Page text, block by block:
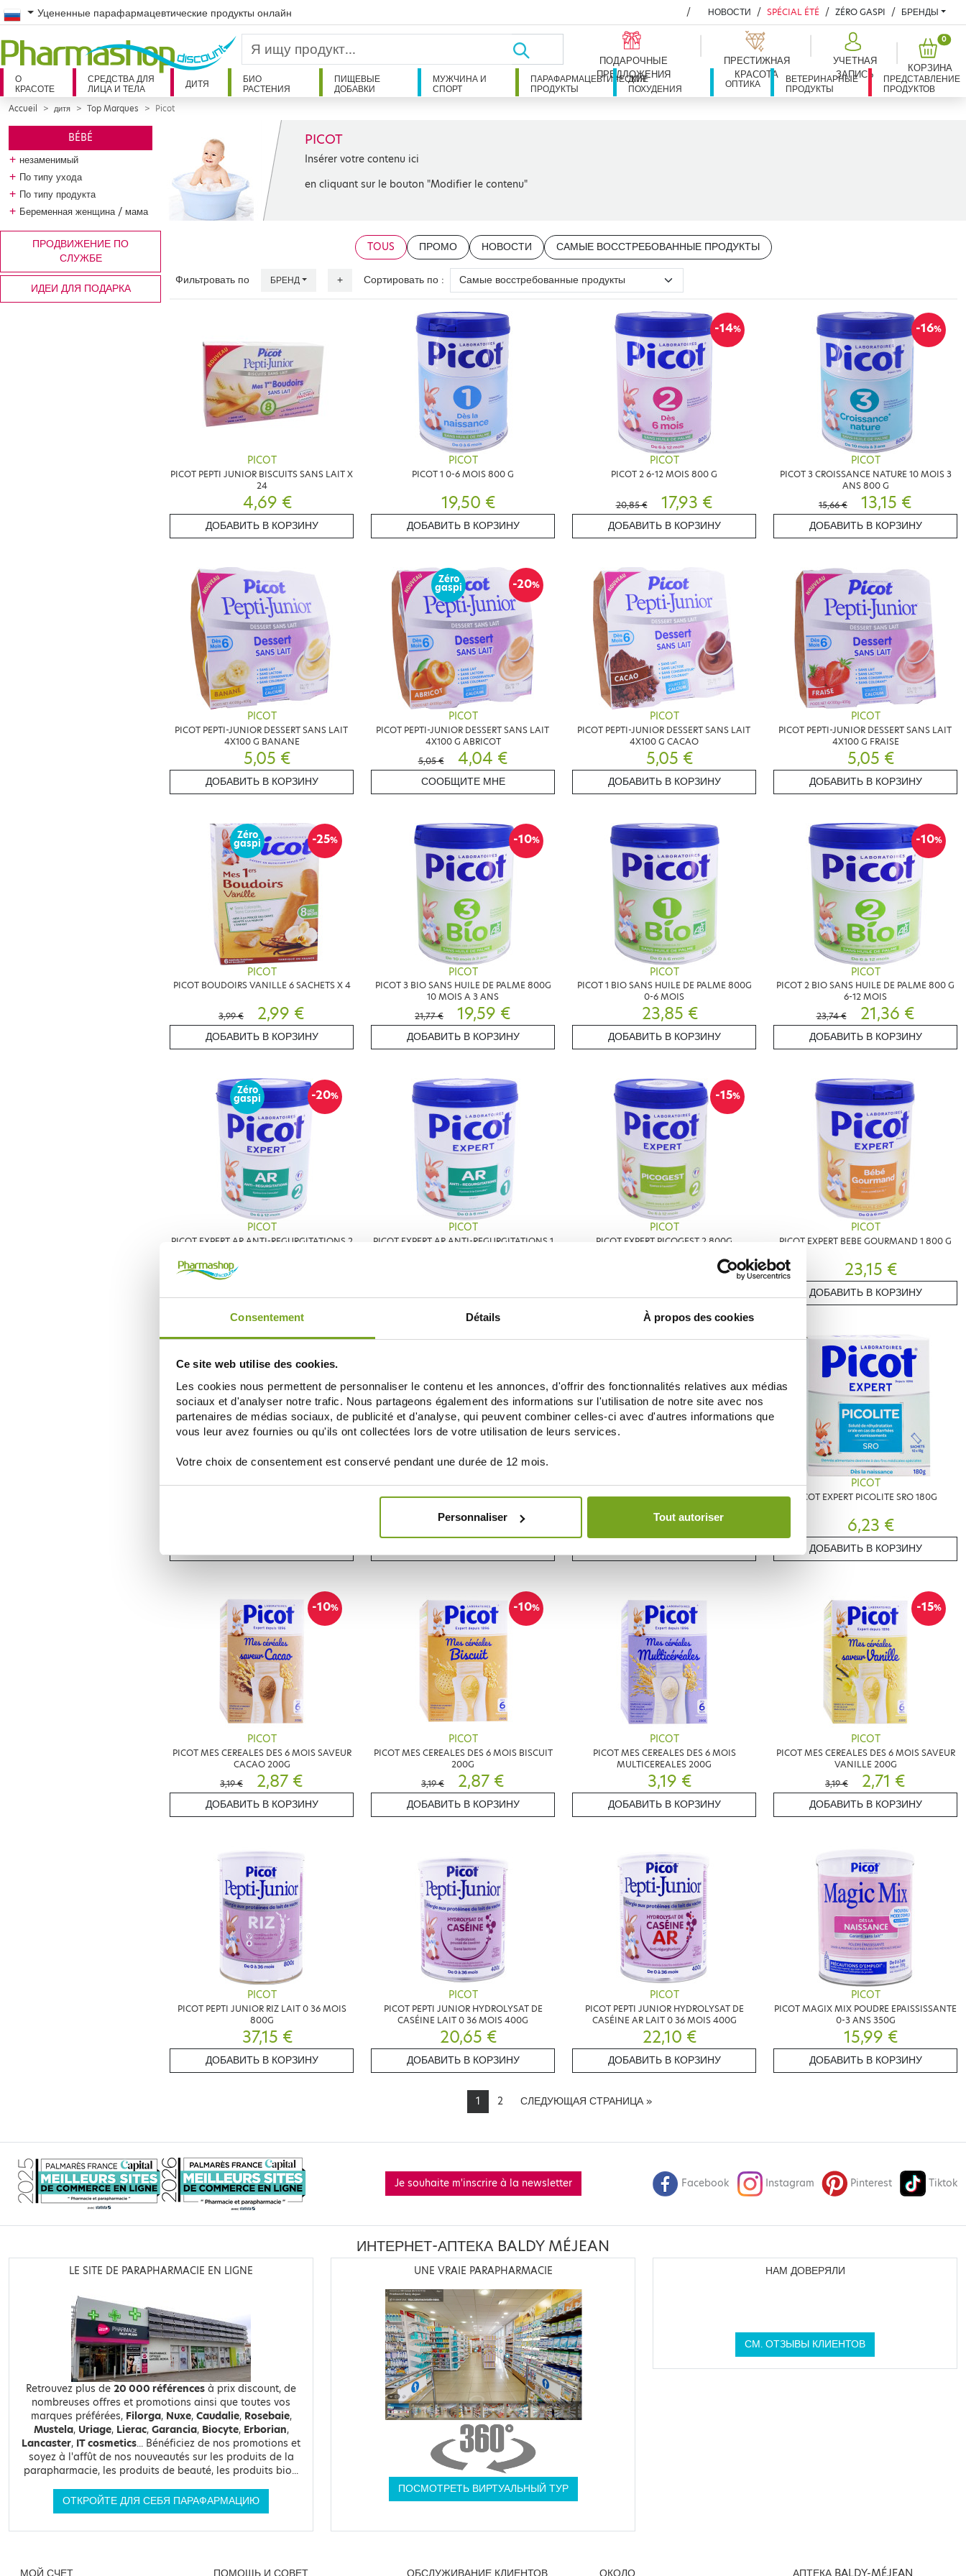
Consentement Détails À propos des cookies
Ce site web utilise des cookies.
Les cookies nous permettent de personnaliser le contenu et les annonces, d'offrir des fonctionnalités relatives aux médias
sociaux et d'analyser notre trafic. Nous partageons également des informations sur l'utilisation de notre site avec nos
partenaires de médias sociaux, de publicité et d'analyse, qui peuvent combiner celles-ci avec d'autres informations que
vous leur avez fournies ou qu'ils ont collectées lors de votre utilisation de leurs services.
Votre choix de consentement est conservé pendant une durée de 12 mois.
Personnaliser Tout autoriser
Russian
Уцененные парафармацевтические продукты онлайн НОВОСТИ SPÉCIAL ÉTÉ ZÉRO GASPI БРЕНДЫ
ПОДАРОЧНЫЕ
ПРЕДЛОЖЕНИЯ
ПРЕСТИЖНАЯ
КРАСОТА
УЧЕТНАЯ
ЗАПИСЬ
КОРЗИНА
0
О
КРАСОТЕ
СРЕДСТВА ДЛЯ
ЛИЦА И ТЕЛА
ДИТЯ
БИО
РАСТЕНИЯ
ПИЩЕВЫЕ
ДОБАВКИ
МУЖЧИНА И
СПОРТ
ПАРАФАРМАЦЕВТИЧЕСКИЕ
ПРОДУКТЫ
ДЛЯ
ПОХУДЕНИЯ
ОПТИКА
ВЕТЕРИНАРНЫЕ
ПРОДУКТЫ
ПРЕДСТАВЛЕНИЕ
ПРОДУКТОВ
Accueil дитя Top Marques Picot
BÉBÉ
+ незаменимый
+ По типу ухода
+ По типу продукта
+ Беременная женщина / мама
ПРОДВИЖЕНИЕ ПО
СЛУЖБЕ
ИДЕИ ДЛЯ ПОДАРКА
PICOT
Insérer votre contenu ici
en cliquant sur le bouton "Modifier le contenu"
TOUS ПРОМО НОВОСТИ САМЫЕ ВОССТРЕБОВАННЫЕ ПРОДУКТЫ
Фильтровать по БРЕНД + Сортировать по :
PICOT
PICOT PEPTI JUNIOR BISCUITS SANS LAIT X
24
4,69 €
ДОБАВИТЬ В КОРЗИНУ
PICOT
PICOT 1 0-6 MOIS 800 G
19,50 €
ДОБАВИТЬ В КОРЗИНУ
-14%
PICOT
PICOT 2 6-12 MOIS 800 G
20,85 € 17,93 €
ДОБАВИТЬ В КОРЗИНУ
-16%
PICOT
PICOT 3 CROISSANCE NATURE 10 MOIS 3
ANS 800 G
15,66 €
13,15 €
ДОБАВИТЬ В КОРЗИНУ
PICOT
PICOT PEPTI-JUNIOR DESSERT SANS LAIT
4X100 G BANANE
5,05 €
ДОБАВИТЬ В КОРЗИНУ
-20%
Zéro
gaspi
PICOT
PICOT PEPTI-JUNIOR DESSERT SANS LAIT
4X100 G ABRICOT
5,05 €
4,04 €
СООБЩИТЕ МНЕ
PICOT
PICOT PEPTI-JUNIOR DESSERT SANS LAIT
4X100 G CACAO
5,05 €
ДОБАВИТЬ В КОРЗИНУ
PICOT
PICOT PEPTI-JUNIOR DESSERT SANS LAIT
4X100 G FRAISE
5,05 €
ДОБАВИТЬ В КОРЗИНУ
-25%
Zéro
gaspi
PICOT
PICOT BOUDOIRS VANILLE 6 SACHETS X 4
3,99 € 2,99 €
ДОБАВИТЬ В КОРЗИНУ
-10%
PICOT
PICOT 3 BIO SANS HUILE DE PALME 800G
10 MOIS A 3 ANS
21,77 €
19,59 €
ДОБАВИТЬ В КОРЗИНУ
PICOT
PICOT 1 BIO SANS HUILE DE PALME 800G
0-6 MOIS
23,85 €
ДОБАВИТЬ В КОРЗИНУ
-10%
PICOT
PICOT 2 BIO SANS HUILE DE PALME 800 G
6-12 MOIS
23,74 €
21,36 €
ДОБАВИТЬ В КОРЗИНУ
-20%
Zéro
gaspi
PICOT
PICOT EXPERT AR ANTI-REGURGITATIONS 2
28,89 €
PICOT
PICOT EXPERT AR ANTI-REGURGITATIONS 1
-15%
PICOT
PICOT EXPERT PICOGEST 2 800G
PICOT
PICOT EXPERT BEBE GOURMAND 1 800 G
23,15 €
ДОБАВИТЬ В КОРЗИНУ
PICOT PICOT
PICOT EXPERT PICOGEST 1 800G
20,09 €
PICOT
PICOT 1 400G 0-6 MOIS
9,99 €
PICOT
PICOT EXPERT PICOLITE SRO 180G
6,23 €
ДОБАВИТЬ В КОРЗИНУ
-10%
PICOT
PICOT MES CEREALES DES 6 MOIS SAVEUR
CACAO 200G
3,19 €
2,87 €
ДОБАВИТЬ В КОРЗИНУ
-10%
PICOT
PICOT MES CEREALES DES 6 MOIS BISCUIT
200G
3,19 €
2,87 €
ДОБАВИТЬ В КОРЗИНУ
PICOT
PICOT MES CEREALES DES 6 MOIS
MULTICEREALES 200G
3,19 €
ДОБАВИТЬ В КОРЗИНУ
-15%
PICOT
PICOT MES CEREALES DES 6 MOIS SAVEUR
VANILLE 200G
3,19 €
2,71 €
ДОБАВИТЬ В КОРЗИНУ
PICOT
PICOT PEPTI JUNIOR RIZ LAIT 0 36 MOIS
800G
37,15 €
ДОБАВИТЬ В КОРЗИНУ
PICOT
PICOT PEPTI JUNIOR HYDROLYSAT DE
CASÉINE LAIT 0 36 MOIS 400G
20,65 €
ДОБАВИТЬ В КОРЗИНУ
PICOT
PICOT PEPTI JUNIOR HYDROLYSAT DE
CASÉINE AR LAIT 0 36 MOIS 400G
22,10 €
ДОБАВИТЬ В КОРЗИНУ
PICOT
PICOT MAGIX MIX POUDRE EPAISSISSANTE
0-3 ANS 350G
15,99 €
ДОБАВИТЬ В КОРЗИНУ
1 2 СЛЕДУЮЩАЯ СТРАНИЦА »
Je souhaite m'inscrire à la newsletter Facebook Instagram Pinterest Tiktok
ИНТЕРНЕТ-АПТЕКА BALDY MÉJEAN
LE SITE DE PARAPHARMACIE EN LIGNE
Retrouvez plus de 20 000 références à prix discount, de
nombreuses offres et promotions ainsi que toutes vos
marques préférées, Filorga, Nuxe, Caudalie, Rosebaie,
Mustela, Uriage, Lierac, Garancia, Biocyte, Erborian,
Lancaster, IT cosmetics... Bénéficiez de nos promotions et
soyez à l'affût de nos nouveautés sur les produits de la
parapharmacie, les produits de beauté, les produits bio...
ОТКРОЙТЕ ДЛЯ СЕБЯ ПАРАФАРМАЦИЮ
UNE VRAIE PARAPHARMACIE
ПОСМОТРЕТЬ ВИРТУАЛЬНЫЙ ТУР
НАМ ДОВЕРЯЛИ
СМ. ОТЗЫВЫ КЛИЕНТОВ
МОЙ СЧЕТ ПОМОЩЬ И СОВЕТ ОБСЛУЖИВАНИЕ КЛИЕНТОВ ОКОЛО АПТЕКА BALDY-MÉJEAN